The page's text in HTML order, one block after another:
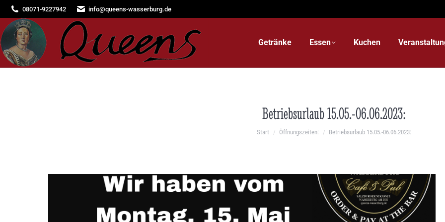
08071-9227942 info@queens-wasserburg.de
Getränke Essen Kuchen
Betriebsurlaub 15.05.-06.06.2023:
Sie befinden sich hier:
Start Öffnungszeiten: Betriebsurlaub 15.05.-06.06.2023: